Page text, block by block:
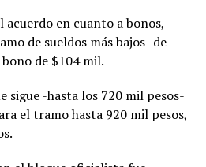
acuerdo en cuanto a bonos,
de sueldos más bajos -de
de $104 mil.
sigue -hasta los 720 mil pesos-
el tramo hasta 920 mil pesos,